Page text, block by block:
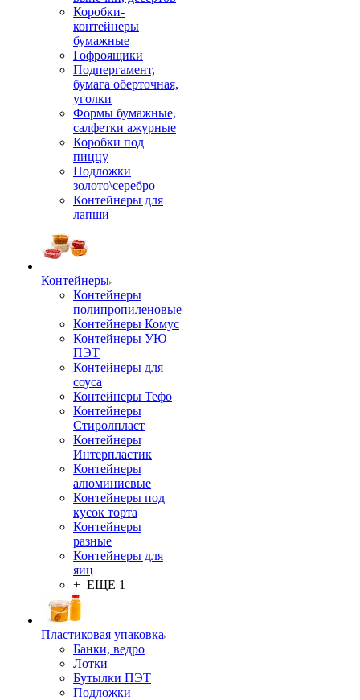
Коробки-
контейнеры
бумажные
Гофроящики
Подпергамент,
бумага оберточная,
уголки
Формы бумажные,
салфетки ажурные
Коробки под
пиццу
Подложки
золото\серебро
Контейнеры для
лапши
Контейнеры
Контейнеры
полипропиленовые
Контейнеры Комус
Контейнеры УЮ
ПЭТ
Контейнеры для
соуса
Контейнеры Тефо
Контейнеры
Стиролпласт
Контейнеры
Интерпластик
Контейнеры
алюминиевые
Контейнеры под
кусок торта
Контейнеры
разные
Контейнеры для
яиц
+ ЕЩЕ 1
Пластиковая упаковка
Банки, ведро
Лотки
Бутылки ПЭТ
Подложки